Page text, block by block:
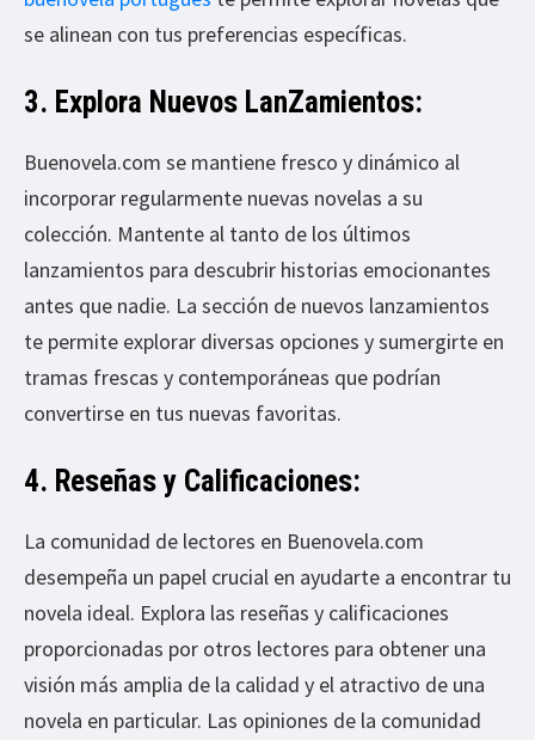
se alinean con tus preferencias específicas.
3. Explora Nuevos LanZamientos:
Buenovela.com se mantiene fresco y dinámico al
incorporar regularmente nuevas novelas a su
colección. Mantente al tanto de los últimos
lanzamientos para descubrir historias emocionantes
antes que nadie. La sección de nuevos lanzamientos
te permite explorar diversas opciones y sumergirte en
tramas frescas y contemporáneas que podrían
convertirse en tus nuevas favoritas.
4. Reseñas y Calificaciones:
La comunidad de lectores en Buenovela.com
desempeña un papel crucial en ayudarte a encontrar tu
novela ideal. Explora las reseñas y calificaciones
proporcionadas por otros lectores para obtener una
visión más amplia de la calidad y el atractivo de una
novela en particular. Las opiniones de la comunidad